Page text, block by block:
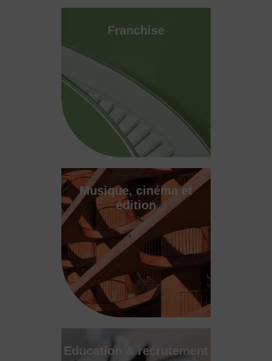
Franchise
Musique, cinéma et
édition
Education & recrutement